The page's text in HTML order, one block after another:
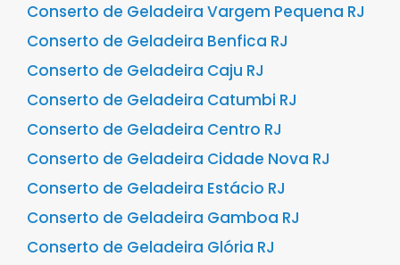
Conserto de Geladeira Vargem Pequena RJ
Conserto de Geladeira Benfica RJ
Conserto de Geladeira Caju RJ
Conserto de Geladeira Catumbi RJ
Conserto de Geladeira Centro RJ
Conserto de Geladeira Cidade Nova RJ
Conserto de Geladeira Estácio RJ
Conserto de Geladeira Gamboa RJ
Conserto de Geladeira Glória RJ